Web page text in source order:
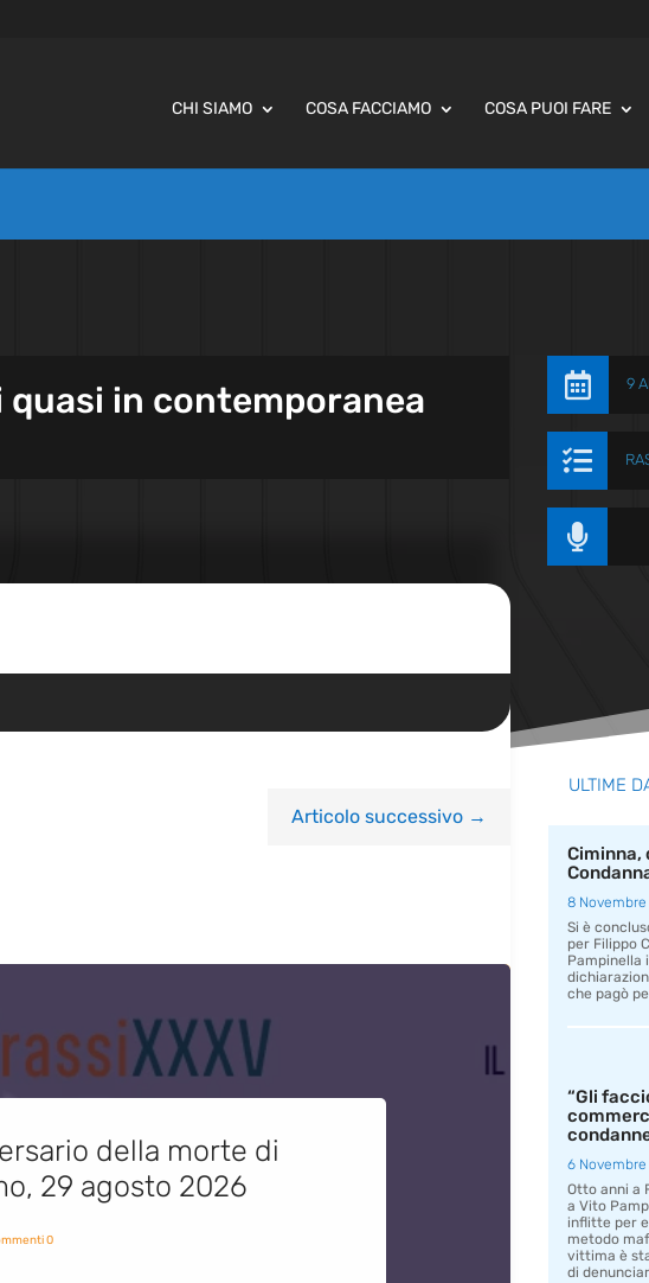
CHI SIAMO COSA FACCIAMO COSA PUOI FARE
in contemporanea  9


Articolo successivo→
della morte di
29 agosto 2026
0
ULTIME
Ciminna,
8
Si è
per Filippo
Pampinella
che pagò
“Gli
6
Otto anni a
a Vito
inflitte per
metodo
vittima è
di